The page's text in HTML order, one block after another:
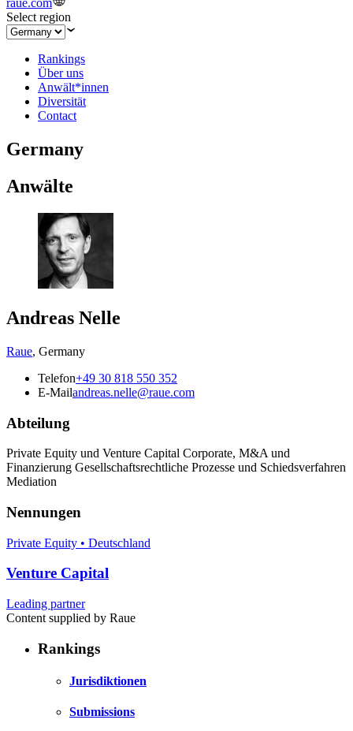
raue.com
Select region
Rankings
Über uns
Anwält*innen
Diversität
Contact
Germany
Anwälte
Andreas Nelle
Raue, Germany
Telefon+49 30 818 550 352
E-Mailandreas.nelle@raue.com
Abteilung
Private Equity und Venture Capital Corporate, M&A und
Finanzierung Gesellschaftsrechtliche Prozesse und Schiedsverfahren
Mediation
Nennungen
Private Equity • Deutschland
Venture Capital
Leading partner
Content supplied by Raue
Rankings
Jurisdiktionen
Submissions